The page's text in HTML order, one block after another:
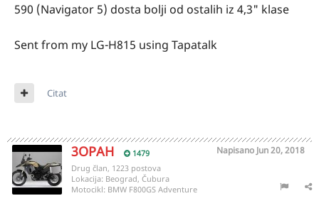
590 (Navigator 5) dosta bolji od ostalih iz 4,3" klase
Sent from my LG-H815 using Tapatalk
Citat
3OPAH 1479 Napisano Jun 20, 2018
Drug član, 1223 postova
Lokacija: Beograd, Čubura
Motocikl: BMW F800GS Adventure